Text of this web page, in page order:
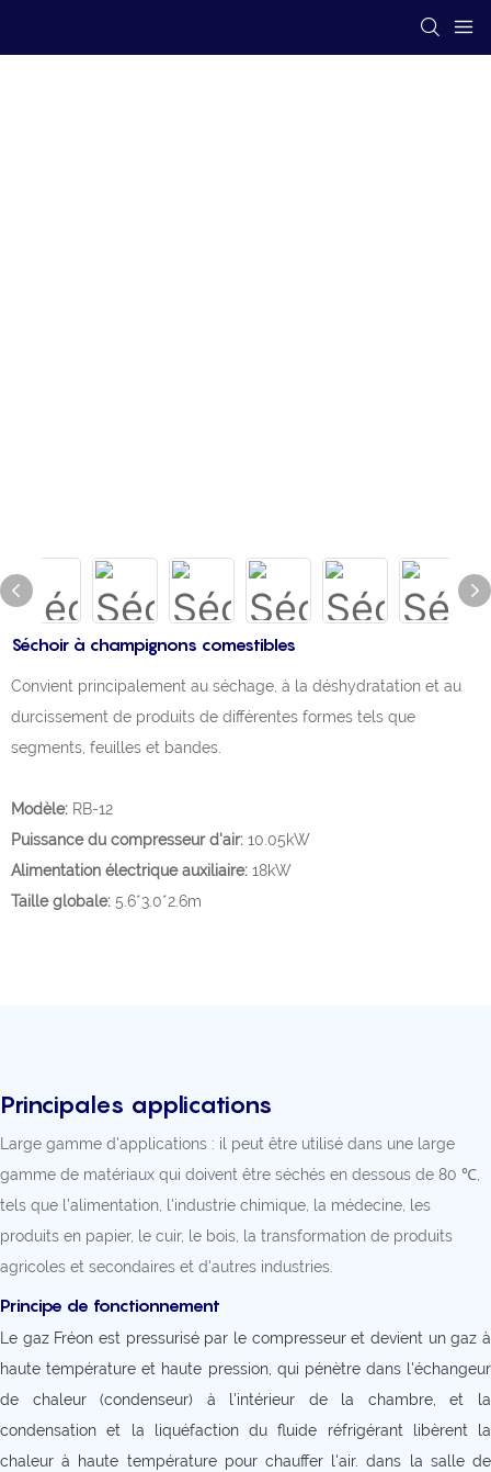
Séchoir à champignons comestibles
Convient principalement au séchage, à la déshydratation et au
durcissement de produits de différentes formes tels que
segments, feuilles et bandes.
Modèle: RB-12
Puissance du compresseur d'air: 10.05kW
Alimentation électrique auxiliaire: 18kW
Taille globale: 5.6*3.0*2.6m
Principales applications
Large gamme d'applications : il peut être utilisé dans une large
gamme de matériaux qui doivent être séchés en dessous de 80 ℃,
tels que l'alimentation, l'industrie chimique, la médecine, les
produits en papier, le cuir, le bois, la transformation de produits
agricoles et secondaires et d'autres industries.
Principe de fonctionnement
Le gaz Fréon est pressurisé par le compresseur et devient un gaz à
haute température et haute pression, qui pénètre dans l'échangeur
de chaleur (condenseur) à l'intérieur de la chambre, et la
condensation et la liquéfaction du fluide réfrigérant libèrent la
chaleur à haute température pour chauffer l'air. dans la salle de